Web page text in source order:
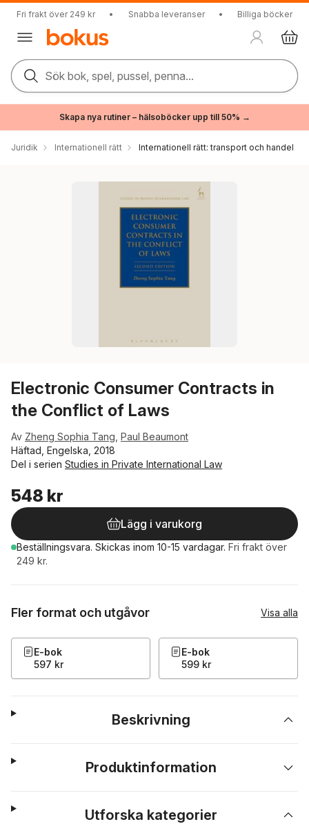
Fri frakt över 249 kr • Snabba leveranser • Billiga böcker
Sök bok, spel, pussel, penna...
Skapa nya rutiner – hälsoböcker upp till 50% →
Juridik Internationell rätt Internationell rätt: transport och handel
Electronic Consumer Contracts in
the Conflict of Laws
Av Zheng Sophia Tang Paul Beaumont
Häftad, Engelska, 2018
Del i serien Studies in Private International Law
548 kr
Lägg i varukorg
Beställningsvara. Skickas inom 10-15 vardagar. Fri frakt över
249 kr.
Fler format och utgåvor Visa alla
E-bok
597 kr
E-bok
599 kr
Beskrivning
Produktinformation
Utforska kategorier